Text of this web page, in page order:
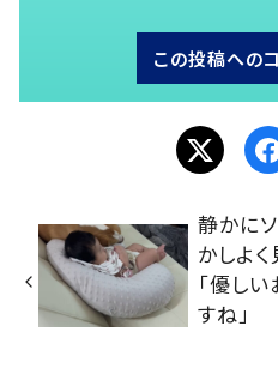
この投稿への
静かに
かしよ
「優し
すね」